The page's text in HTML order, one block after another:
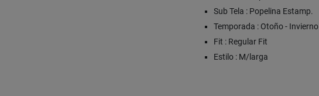
Sub Tela : Popelina Estamp.
Temporada : Otoño - Invierno
Fit : Regular Fit
Estilo : M/larga